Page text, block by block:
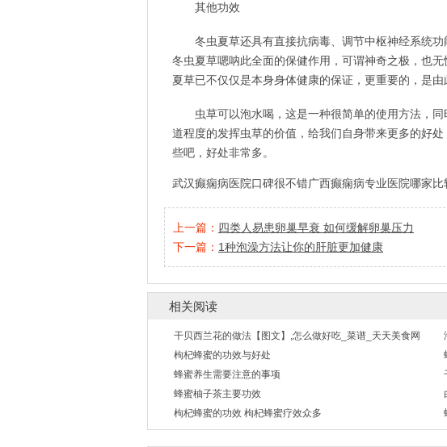
其他功效
冬虫夏草还具有直接抗病毒、调节中枢神经系统
冬虫夏草嗯呐此全面的保健作用，可谓神奇之极，也
夏草已不仅仅是本身身体健康的保证，更重要的，是由
虫草可以泡水喝，这是一种很简单的使用方法，
道程度的发挥虫草的价值，给我们自身带来更多的好
些吧，好处非常多。
武汉癫痫病医院口碑很不错广西癫痫病专业医院哪家比
上一篇： 四类人易患卵巢早衰 如何缓解卵巢压力
下一篇： 1种泡澡方法让你的肝脏更加健康
相关阅读
干贝西兰花的做法【图文】,怎么做好吃_菜谱_天天美食网
枸杞蜂蜜的功效与好处
蜂蜜养生需要注意的事项
蜂蜜柚子茶主要功效
枸杞蜂蜜的功效 枸杞蜂蜜疗效众多